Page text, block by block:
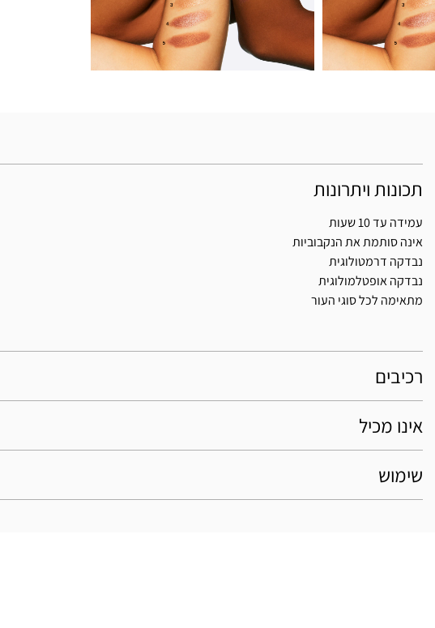
תכונות ויתרונות
עמידה עד 10 שעות
אינה סותמת את הנקבוביות
נבדקה דרמטולוגית
נבדקה אופטלמולוגית
מתאימה לכל סוגי העור
רכיבים
אינו מכיל
שימוש